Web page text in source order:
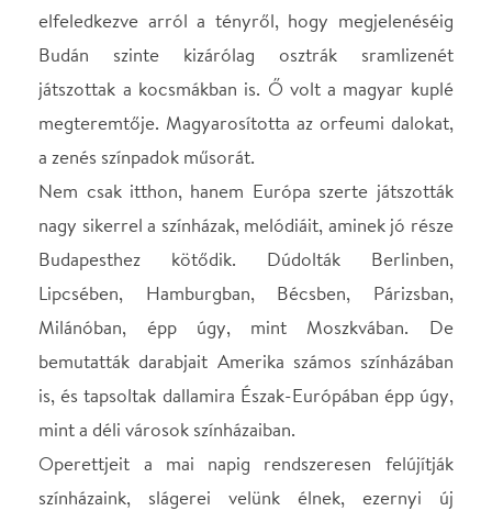
bemutatták darabjait Amerika számos színházában
mint a déli városok színházaiban.
Operettjeit a mai napig rendszeresen felújítják
színházaink, slágerei velünk élnek, ezernyi új
hangzásvilágba helyezve, sokszor nem is
tudatosodva, hogy mindezek alkotója Zerkovitz
Mi muzsikus lelkek, mi bohém fiúk  Asszonykám,
adj egy kis kimenőt  Látta-e már Budapestet éjjel
 Az egyiknek sikerül a másiknak nem  Hulló
falevél  Van a Bajza utca sarkán egy kis palota 
Éjjel az omnibusz tetején  Uncili, smuncili  Ez a
föld a hazám  Párizsban huncut a lány  Tanulj
Csak néhány abból, a tengernyi slágerből, amelyek
örök időkre bevésik az emberek szívébe magukat.